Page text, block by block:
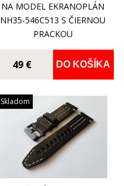
NA MODEL EKRANOPLÁN
NH35-546C513 S ČIERNOU
PRACKOU
49 € DO KOŠÍKA
Skladom